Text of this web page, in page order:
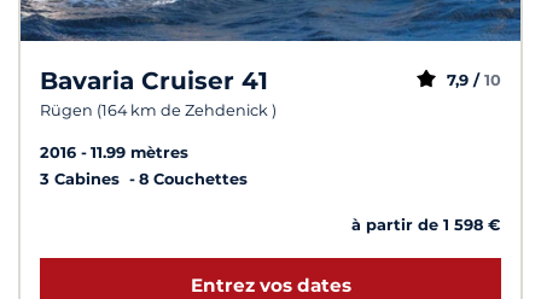
Bavaria Cruiser 41
Rügen (164 km de Zehdenick )
7,9 / 10
2016
11.99 mètres
3 Cabines
8 Couchettes
à partir de 1 598 €
Entrez vos dates